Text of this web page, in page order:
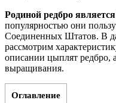
Родиной редбро
популярностью они
Соединенных Штатов. В
рассмотрим
описании цыплят редбро,
выращивания.
Оглавление